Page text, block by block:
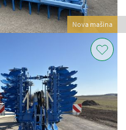
Nova mašina